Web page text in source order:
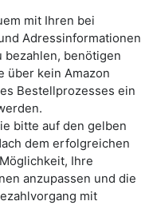
mit Ihren bei
Adressinformationen
bezahlen, benötigen
über kein Amazon
Bestellprozesses ein
bitte auf den gelben
dem erfolgreichen
Ihre
anzupassen und die
mit